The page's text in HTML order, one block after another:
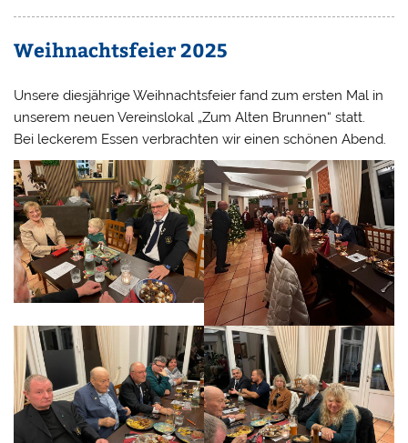
Weihnachtsfeier 2025
Unsere diesjährige Weihnachtsfeier fand zum ersten Mal in
unserem neuen Vereinslokal „Zum Alten Brunnen“ statt.
Bei leckerem Essen verbrachten wir einen schönen Abend.